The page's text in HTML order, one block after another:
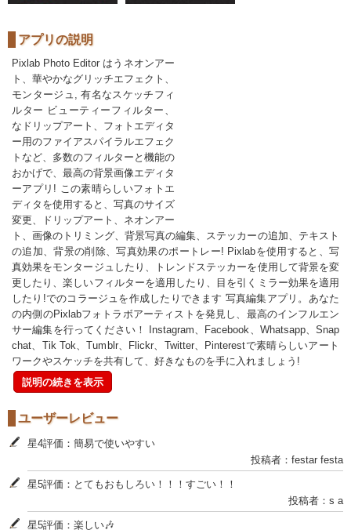
アプリの説明
Pixlab Photo Editor はうネオンアー
ト、華やかなグリッチエフェクト、
モンタージュ, 有名なスケッチフィ
ルター ビューティーフィルター、
なドリップアート、フォトエディタ
ー用のファイアスパイラルエフェク
トなど、多数のフィルターと機能の
おかげで、最高の背景画像エディタ
ーアプリ! この素晴らしいフォトエ
ディタを使用すると、写真のサイズ
変更、ドリップアート、ネオンアー
ト、画像のトリミング、背景写真の編集、ステッカーの追加、テキスト
の追加、背景の削除、写真効果のポートレー! Pixlabを使用すると、写
真効果をモンタージュしたり、トレンドステッカーを使用して背景を変
更したり、楽しいフィルターを適用したり、目を引くミラー効果を適用
したり!でのコラージュを作成したりできます 写真編集アプリ。あなた
の内側のPixlabフォトラボアーティストを発見し、最高のインフルエン
サー編集を行ってください！ Instagram、Facebook、Whatsapp、Snap
chat、Tik Tok、Tumblr、Flickr、Twitter、Pinterestで素晴らしいアート
ワークやスケッチを共有して、好きなものを手に入れましょう!
説明の続きを表示
ユーザーレビュー
星4評価：簡易で使いやすい
投稿者：festar festa
星5評価：とてもおもしろい！！！すごい！！
投稿者：s a
星5評価：楽しい🎶